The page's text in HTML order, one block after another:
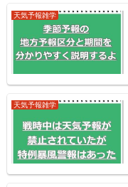
天気予報雑学
天気予報雑学